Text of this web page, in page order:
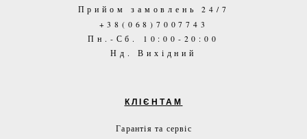
Прийом замовлень 24/7
+38(068)7007743
Пн.-Сб. 10:00-20:00
Нд. Вихідний
КЛІЄНТАМ
Гарантія та сервіс